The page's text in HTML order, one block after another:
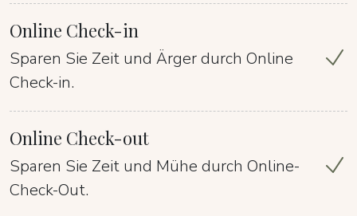
Online Check-in
Sparen Sie Zeit und Ärger durch Online
Check-in.
Online Check-out
Sparen Sie Zeit und Mühe durch Online-
Check-Out.